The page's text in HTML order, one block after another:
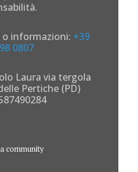
o informazioni: +39
0807
Laura via tergola
Pertiche (PD)
community